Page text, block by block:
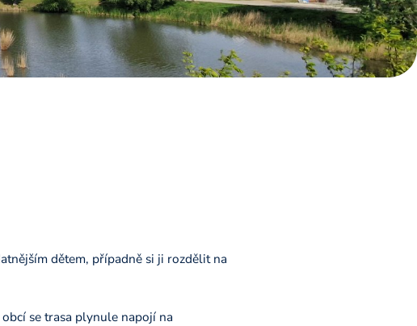
dětem, případně si ji rozdělit na
se trasa plynule napojí na